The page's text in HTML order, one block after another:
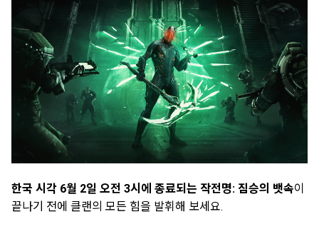
한국 시각 6월 2일 오전 3시에 종료되는 작전명: 짐승의 뱃속이
끝나기 전에 클랜의 모든 힘을 발휘해 보세요.